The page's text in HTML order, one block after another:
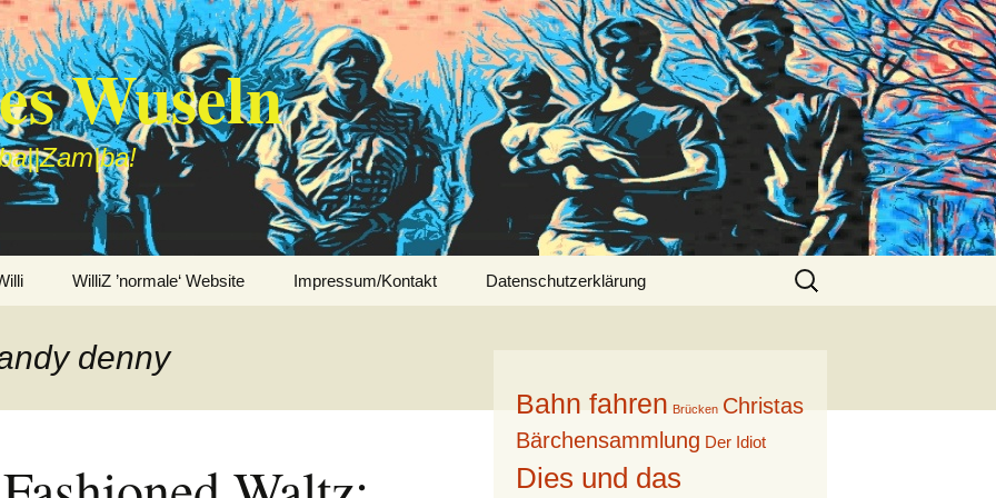
Wuseln
WilliZ ’normale‘ Website Impressum/Kontakt Datenschutzerklärung
Suche
nach:
denny
Bahn fahren Brücken Christas
Bärchensammlung Der Idiot
Dies und das